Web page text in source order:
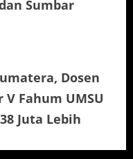
Sumbar
Dosen
Fahum UMSU
Juta Lebih